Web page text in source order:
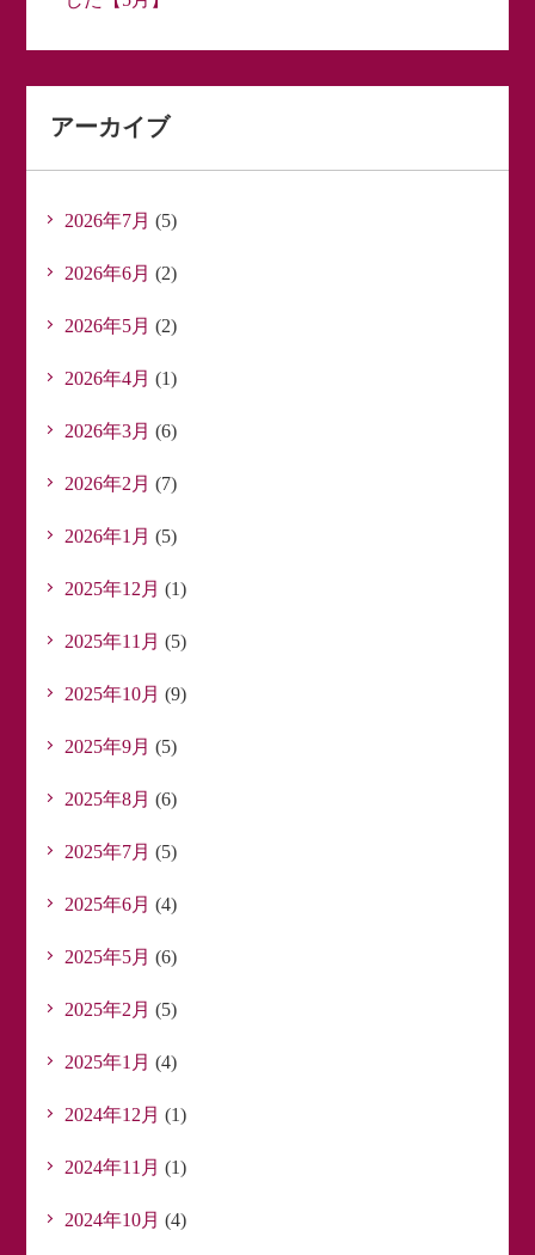
アーカイブ
2026年7月 (5)
2026年6月 (2)
2026年5月 (2)
2026年4月 (1)
2026年3月 (6)
2026年2月 (7)
2026年1月 (5)
2025年12月 (1)
2025年11月 (5)
2025年10月 (9)
2025年9月 (5)
2025年8月 (6)
2025年7月 (5)
2025年6月 (4)
2025年5月 (6)
2025年2月 (5)
2025年1月 (4)
2024年12月 (1)
2024年11月 (1)
2024年10月 (4)